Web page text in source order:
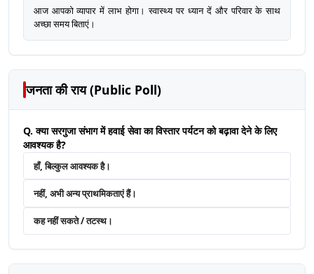
आज आपको व्यापार में लाभ होगा। स्वास्थ्य पर ध्यान दें और परिवार के साथ
अच्छा समय बिताएं।
जनता की राय (Public Poll)
Q. क्या सरगुजा संभाग में हवाई सेवा का विस्तार पर्यटन को बढ़ावा देने के लिए
आवश्यक है?
हाँ, बिल्कुल आवश्यक है।
नहीं, अभी अन्य प्राथमिकताएं हैं।
कह नहीं सकते / तटस्थ।